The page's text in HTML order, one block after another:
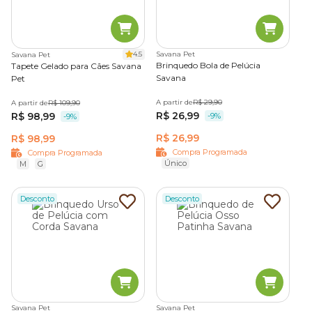
Savana Pet 4.5
Tapete Gelado para Cães Savana
Pet
A partir deR$ 109,90
R$ 98,99 -9%
R$ 98,99
Compra Programada
M
G
Savana Pet
Brinquedo Bola de Pelúcia
Savana
A partir deR$ 29,90
R$ 26,99 -9%
R$ 26,99
Compra Programada
Único
Desconto
Savana Pet
Desconto
Savana Pet